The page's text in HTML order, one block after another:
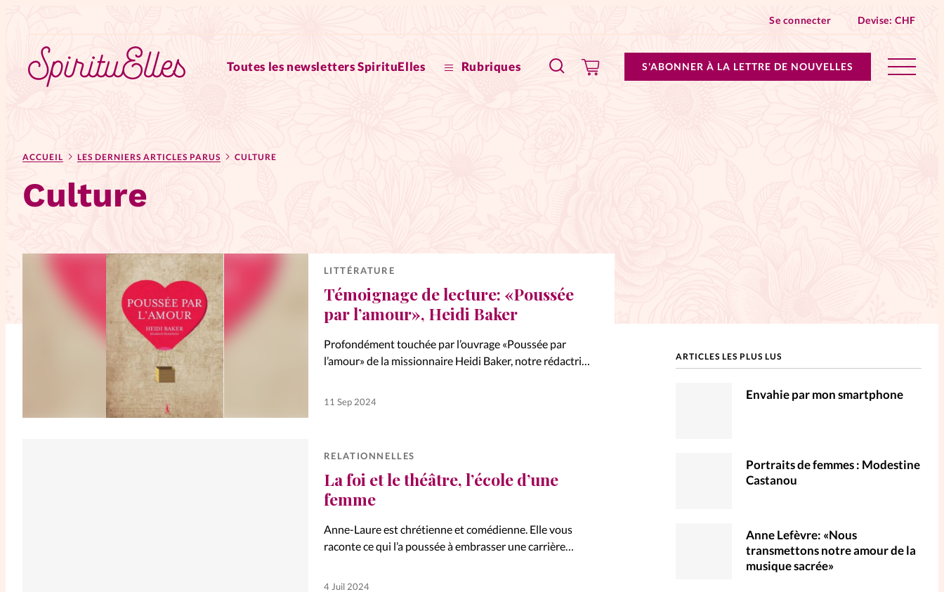
Toutes les newsletters SpirituElles Rubriques
Se connecter Devise:CHF
S'ABONNER À LA LETTRE DE NOUVELLES
Actus au féminin
Chroniques
Dossiers
Edito
Elles nous inspirent
Entre4yeux
L'anecdote
La Bible au féminin
Littérature
Vive la famille
La Pause SpirituElles - toutes les éditions
À propos
Mon compte
ACCUEIL LES DERNIERS ARTICLES PARUS CULTURE
Culture
LITTÉRATURE
Témoignage de lecture: «Poussée
par l’amour», Heidi Baker
Profondément touchée par l’ouvrage «Poussée par
l’amour» de la missionnaire Heidi Baker, notre rédactrice
11 Sep 2024
RELATIONNELLES
La foi et le théâtre, l’école d’une
femme
Anne-Laure est chrétienne et comédienne. Elle vous
raconte ce qui l’a poussée à embrasser une carrière
4 Juil 2024
ARTICLES LES PLUS LUS
Envahie par mon smartphone
Portraits de femmes : Modestine
Castanou
Anne Lefèvre: «Nous
transmettons notre amour de la
musique sacrée»